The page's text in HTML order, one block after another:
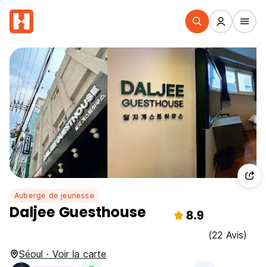
Auberge de jeunesse
Daljee Guesthouse 8.9
(22 Avis)
Séoul · Voir la carte